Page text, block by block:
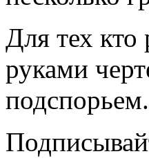
Для тех кто
руками
подспорьем.